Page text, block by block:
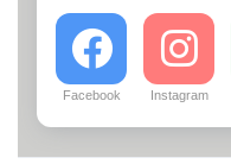
Facebook Instagram